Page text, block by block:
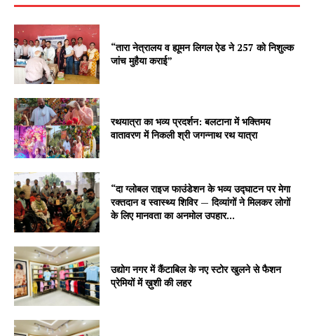
“तारा नेत्रालय व ह्यूमन लिगल ऐड ने 257 को निशुल्क
जांच मुहैया कराई”
रथयात्रा का भव्य प्रदर्शन: बलटाना में भक्तिमय
वातावरण में निकली श्री जगन्नाथ रथ यात्रा
“दा ग्लोबल राइज फाउंडेशन के भव्य उद्घाटन पर मेगा
रक्तदान व स्वास्थ्य शिविर — दिव्यांगों ने मिलकर लोगों
के लिए मानवता का अनमोल उपहार...
उद्योग नगर में कैंटाबिल के नए स्टोर खुलने से फैशन
प्रेमियों में ख़ुशी की लहर